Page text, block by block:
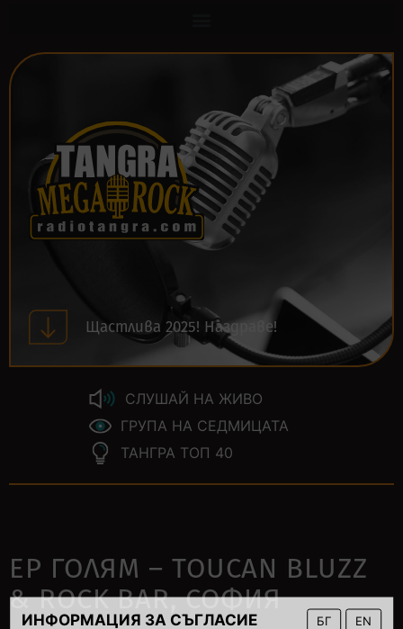
ИНФОРМАЦИЯ ЗА СЪГЛАСИЕ БГ EN
Щастлива 2025! Наздраве!
СЛУШАЙ НА ЖИВО
ГРУПА НА СЕДМИЦАТА
ТАНГРА ТОП 40
ЕР ГОЛЯМ – TOUCAN BLUZZ
& ROCK BAR, СОФИЯ